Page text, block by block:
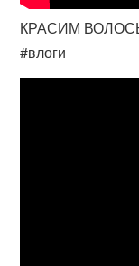
КРАСИМ ВОЛОСЫ
#влоги